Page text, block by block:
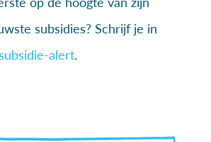
subsidies? Schrijf je in
alert.